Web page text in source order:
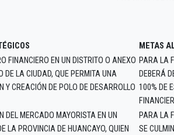
METAS
FINANCIERO EN UN DISTRITO O ANEXO
DE LA CIUDAD, QUE PERMITA UNA
Y CREACIÓN DE POLO DE DESARROLLO
PARA LA
DEBERÁ
100% DE
DEL MERCADO MAYORISTA EN UN
LA PROVINCIA DE HUANCAYO, QUIEN
PARA LA
SE